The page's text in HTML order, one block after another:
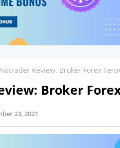
Review: Broker Forex
Broker
23, 2021